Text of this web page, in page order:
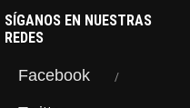
SÍGANOS EN NUESTRAS
REDES
Facebook